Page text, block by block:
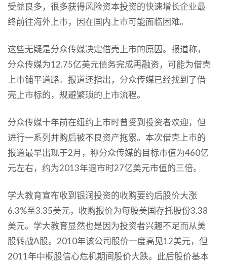
受益良多，很多获得风险资本投资的快速增长企业最
终前往海外上市，因在国内上市可能面临困难。
这些无疑是分众传媒决定借壳上市的原因。报道称，
分众传媒为12.75亿美元债务完成再融资，可能为借壳
上市铺平道路。报道还指出，分众传媒已经找到了借
壳上市标的，规避繁琐的上市流程。
分众传媒十年前在纽约上市时曾受到投资者欢迎，但
进行一系列并购后被不良资产拖累。本次借壳上市的
报道最早出现于2月，称分众传媒的目标市值为460亿
元左右，约为2013年退市时27亿美元市值的三倍。
学大教育宣布收到银润投资的收购要约后股价大涨
6.3%至3.35美元，收购报价为每股美国存托股份3.38
美元。学大教育显然也是因为投资者兴趣不足而从美
股转战A股。2010年该公司股价一度高见12美元，但
2011年中概股信心危机期间股价大跌。此后股价基本